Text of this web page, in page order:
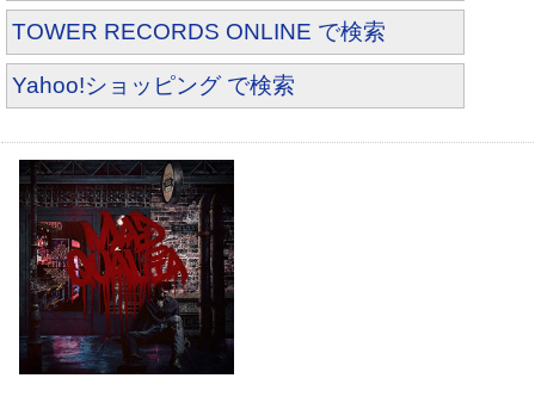
TOWER RECORDS ONLINE で検索
Yahoo!ショッピング で検索
MAD QUALIA(デビルメイクライ初
回限定盤)(DVD付)